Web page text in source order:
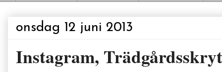
onsdag 12 juni 2013
Instagram,